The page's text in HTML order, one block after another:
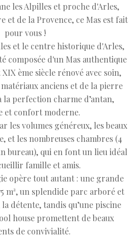
les Alpilles et proche d'Arles,
et de la Provence, ce Mas est fait
pour vous !
et le centre historique d'Arles,
composée d'un Mas authentique
ème siècle rénové avec soin,
anciens et de la pierre
la perfection charme d’antan,
et confort moderne.
les volumes généreux, les beaux
et les nombreuses chambres (4
bureau), qui en font un lieu idéal
famille et amis.
opère tout autant : une grande
m², un splendide parc arboré et
détente, tandis qu’une piscine
house promettent de beaux
de convivialité.